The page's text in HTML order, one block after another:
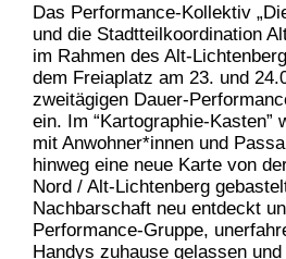
Das Performance-Kollektiv
und die Stadtteilkoordination
im Rahmen des Alt-
dem Freiaplatz am 23. und
zweitägigen Dauer-
ein. Im “Kartographie-Kasten”
mit Anwohner*innen und
hinweg eine neue Karte von
Nord / Alt-Lichtenberg
Nachbarschaft neu entdeckt
Performance-Gruppe,
Handys zuhause gelassen